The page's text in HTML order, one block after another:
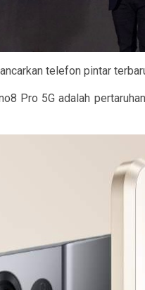
telefon pintar
Pro 5G adalah